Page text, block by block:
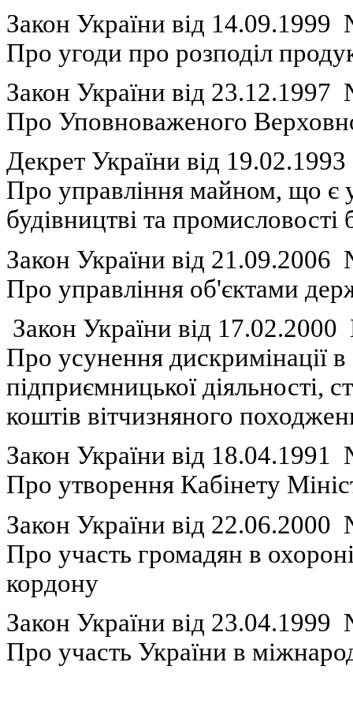
Закон України вiд
Про угоди про розподіл
Закон України вiд
Про Уповноваженого
Декрет України вiд
Про управління майном, що є
будівництві та промисловості
Закон України вiд
Про управління об'єктами
Закон України вiд
Про усунення дискримінації в
підприємницької діяльності,
коштів вітчизняного
Закон України вiд
Про утворення Кабінету Міні
Закон України вiд
Про участь громадян в
кордону
Закон України вiд
Про участь України в